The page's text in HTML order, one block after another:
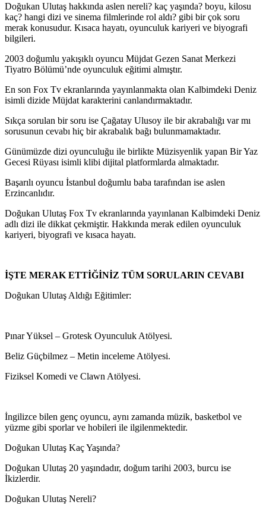
Doğukan Ulutaş hakkında aslen nereli? kaç yaşında? boyu, kilosu
kaç? hangi dizi ve sinema filmlerinde rol aldı? gibi bir çok soru
merak konusudur. Kısaca hayatı, oyunculuk kariyeri ve biyografi
bilgileri.
2003 doğumlu yakışıklı oyuncu Müjdat Gezen Sanat Merkezi
Tiyatro Bölümü’nde oyunculuk eğitimi almıştır.
En son Fox Tv ekranlarında yayınlanmakta olan Kalbimdeki Deniz
isimli dizide Müjdat karakterini canlandırmaktadır.
Sıkça sorulan bir soru ise Çağatay Ulusoy ile bir akrabalığı var mı
sorusunun cevabı hiç bir akrabalık bağı bulunmamaktadır.
Günümüzde dizi oyunculuğu ile birlikte Müzisyenlik yapan Bir Yaz
Gecesi Rüyası isimli klibi dijital platformlarda almaktadır.
Başarılı oyuncu İstanbul doğumlu baba tarafından ise aslen
Erzincanlıdır.
Doğukan Ulutaş Fox Tv ekranlarında yayınlanan Kalbimdeki Deniz
adlı dizi ile dikkat çekmiştir. Hakkında merak edilen oyunculuk
kariyeri, biyografi ve kısaca hayatı.
İŞTE MERAK ETTİĞİNİZ TÜM SORULARIN CEVABI
Doğukan Ulutaş Aldığı Eğitimler:
Pınar Yüksel – Grotesk Oyunculuk Atölyesi.
Beliz Güçbilmez – Metin inceleme Atölyesi.
Fiziksel Komedi ve Clawn Atölyesi.
İngilizce bilen genç oyuncu, aynı zamanda müzik, basketbol ve
yüzme gibi sporlar ve hobileri ile ilgilenmektedir.
Doğukan Ulutaş Kaç Yaşında?
Doğukan Ulutaş 20 yaşındadır, doğum tarihi 2003, burcu ise
İkizlerdir.
Doğukan Ulutaş Nereli?